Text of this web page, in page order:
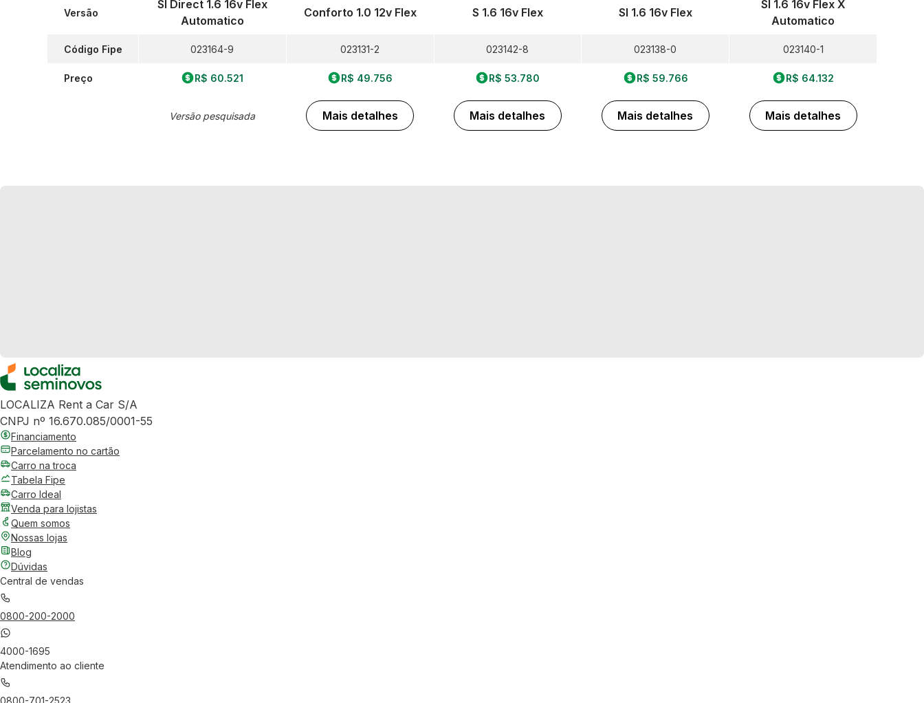
Versão
Código Fipe
Preço
Sl Direct 1.6 16v Flex
Automatico
023164-9
R$ 60.521
Versão pesquisada
Conforto 1.0 12v Flex
023131-2
R$ 49.756
Mais detalhes
S 1.6 16v Flex
023142-8
R$ 53.780
Mais detalhes
Sl 1.6 16v Flex
023138-0
R$ 59.766
Mais detalhes
Sl 1.6 16v Flex X
Automatico
023140-1
R$ 64.132
Mais detalhes
LOCALIZA Rent a Car S/A
CNPJ nº 16.670.085/0001-55
Financiamento
Parcelamento no cartão
Carro na troca
Tabela Fipe
Carro Ideal
Venda para lojistas
Quem somos
Nossas lojas
Blog
Dúvidas
Central de vendas
0800-200-2000
4000-1695
Atendimento ao cliente
0800-701-2523